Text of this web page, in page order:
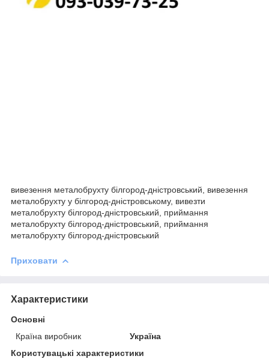
вивезення металобрухту білгород-дністровський, вивезення
металобрухту у білгород-дністровському, вивезти
металобрухту білгород-дністровський, приймання
металобрухту білгород-дністровський, приймання
металобрухту білгород-дністровський
Приховати
Характеристики
Основні
Країна виробник
Україна
Користувацькі характеристики